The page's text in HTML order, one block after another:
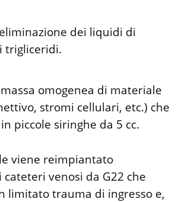
dei liquidi di
trigliceridi.
omogenea di materiale
stromi cellulari, etc.) che
piccole siringhe da 5 cc.
viene reimpiantato
venosi da G22 che
limitato trauma di ingresso e,